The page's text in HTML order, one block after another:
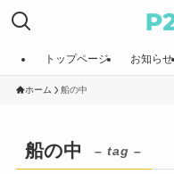
トップページ お知らせ
ホーム 船の中
船の中 – tag –